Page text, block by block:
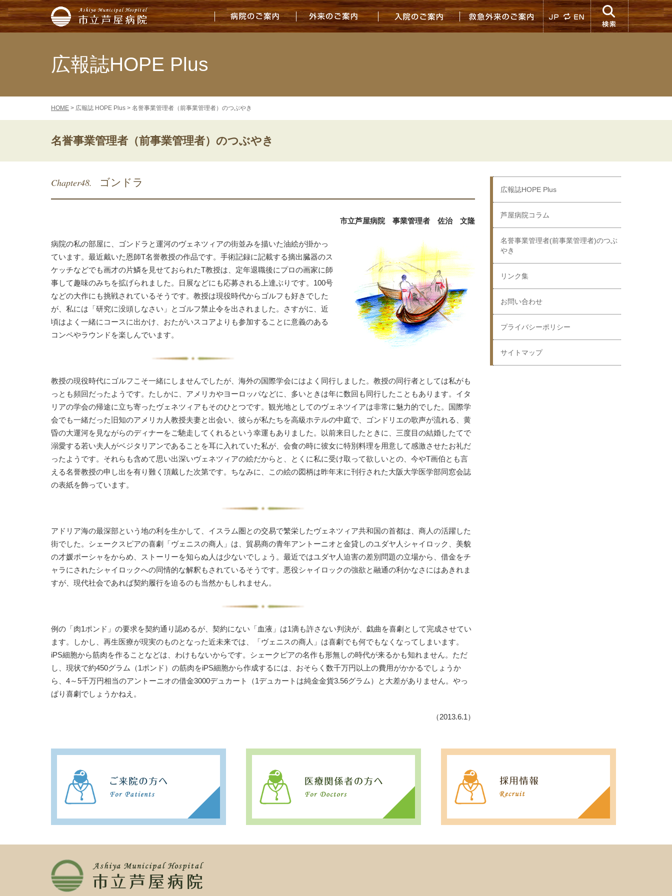
市立芦屋病院 病院のご案内 外来のご案内 入院のご案内 救急外来のご案内JP 検索
広報誌HOPE Plus
HOME > 広報誌 HOPE Plus > 名誉事業管理者（前事業管理者）のつぶやき
名誉事業管理者（前事業管理者）のつぶやき
Chapter48. ゴンドラ
市立芦屋病院 事業管理者 佐治 文隆
病院の私の部屋に、ゴンドラと運河のヴェネツィアの街並みを描いた油絵が掛かっ
ています。最近戴いた恩師T名誉教授の作品です。手術記録に記載する摘出臓器のス
ケッチなどでも画才の片鱗を見せておられたT教授は、定年退職後にプロの画家に師
事して趣味のみちを拡げられました。日展などにも応募される上達ぶりです。100号
などの大作にも挑戦されているそうです。教授は現役時代からゴルフも好きでした
が、私には「研究に没頭しなさい」とゴルフ禁止令を出されました。さすがに、近
頃はよく一緒にコースに出かけ、おたがいスコアよりも参加することに意義のある
コンペやラウンドを楽しんでいます。
教授の現役時代にゴルフこそ一緒にしませんでしたが、海外の国際学会にはよく同行しました。教授の同行者としては私がも
っとも頻回だったようです。たしかに、アメリカやヨーロッパなどに、多いときは年に数回も同行したこともあります。イタ
リアの学会の帰途に立ち寄ったヴェネツィアもそのひとつです。観光地としてのヴェネツイアは非常に魅力的でした。国際学
会でも一緒だった旧知のアメリカ人教授夫妻と出会い、彼らが私たちを高級ホテルの中庭で、ゴンドリエの歌声が流れる、黄
昏の大運河を見ながらのディナーをご馳走してくれるという幸運もありました。以前来日したときに、三度目の結婚したてで
溺愛する若い夫人がベジタリアンであることを耳に入れていた私が、会食の時に彼女に特別料理を用意して感激させたお礼だ
ったようです。それらも含めて思い出深いヴェネツィアの絵だからと、とくに私に受け取って欲しいとの、今やT画伯とも言
える名誉教授の申し出を有り難く頂戴した次第です。ちなみに、この絵の図柄は昨年末に刊行された大阪大学医学部同窓会誌
の表紙を飾っています。
アドリア海の最深部という地の利を生かして、イスラム圏との交易で繁栄したヴェネツィア共和国の首都は、商人の活躍した
街でした。シェークスピアの喜劇「ヴェニスの商人」は、貿易商の青年アントーニオと金貸しのユダヤ人シャイロック、美貌
の才媛ポーシャをからめ、ストーリーを知らぬ人は少ないでしょう。最近ではユダヤ人迫害の差別問題の立場から、借金をチ
ャラにされたシャイロックへの同情的な解釈もされているそうです。悪役シャイロックの強欲と融通の利かなさにはあきれま
すが、現代社会であれば契約履行を迫るのも当然かもしれません。
例の「肉1ポンド」の要求を契約通り認めるが、契約にない「血液」は1滴も許さない判決が、戯曲を喜劇として完成させてい
ます。しかし、再生医療が現実のものとなった近未来では、「ヴェニスの商人」は喜劇でも何でもなくなってしまいます。
iPS細胞から筋肉を作ることなどは、わけもないからです。シェークピアの名作も形無しの時代が来るかも知れません。ただ
し、現状で約450グラム（1ポンド）の筋肉をiPS細胞から作成するには、おそらく数千万円以上の費用がかかるでしょうか
ら、4～5千万円相当のアントーニオの借金3000デュカート（1デュカートは純金金貨3.56グラム）と大差がありません。やっ
ぱり喜劇でしょうかねえ。
（2013.6.1）
広報誌HOPE Plus
芦屋病院コラム
名誉事業管理者(前事業管理者)のつぶ
やき
リンク集
お問い合わせ
プライバシーポリシー
サイトマップ